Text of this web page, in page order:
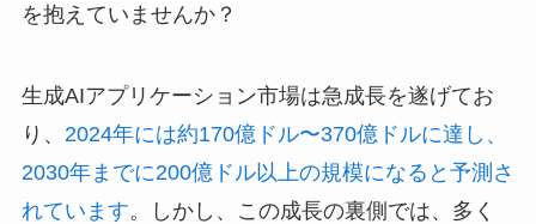
を抱えていませんか？
生成AIアプリケーション市場は急成長を遂げてお
り、 2024年には約170億ドル〜370億ドルに達し、
2030年までに200億ドル以上の規模になると予測さ
れています。しかし、この成長の裏側では、多く